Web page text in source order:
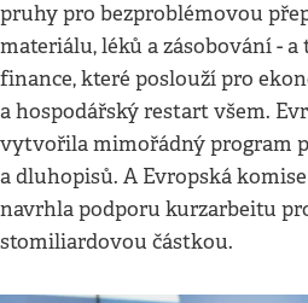
pruhy pro bezproblémovou
materiálu, léků a zásobování -
finance, které poslouží pro
a hospodářský restart všem.
vytvořila mimořádný program
a dluhopisů. A Evropská
navrhla podporu kurzarbeitu
stomiliardovou částkou.